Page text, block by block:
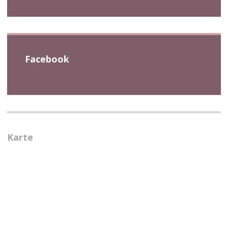
Facebook
Karte